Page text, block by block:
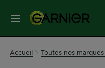
MENU
SOINS
Accueil Toutes nos